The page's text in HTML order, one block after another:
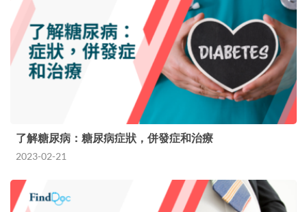
了解糖尿病：糖尿病症狀，併發症和治療
2023-02-21